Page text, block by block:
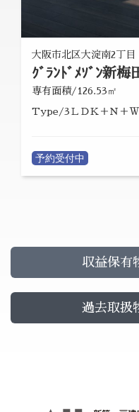
大阪市北区大淀南2丁目
ｸﾞﾗﾝﾄﾞﾒｿﾞﾝ新
専有面積/126.53㎡
Type/3ＬＤＫ＋Ｎ＋Ｗ
予約受付中
収益保有
過去取扱